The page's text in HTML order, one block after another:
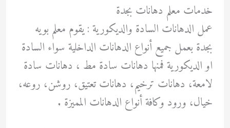
خدمات معلم دهانات بجدة
عمل الدهانات السادة والديكورية : يقوم معلم بويه
بجدة بعمل جميع أنواع الدهانات الداخلية سواء السادة
او الديكورية فمنها دهانات سادة مط ، دهانات سادة
لامعة، دهانات ترخيم، دهانات تعتيق، روشن، روعه،
خيال، ورود وكافة أنواع الدهانات المميزة .